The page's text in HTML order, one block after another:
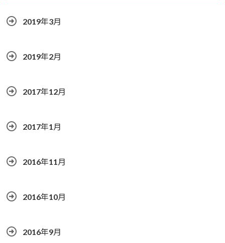
2019年3月
2019年2月
2017年12月
2017年1月
2016年11月
2016年10月
2016年9月